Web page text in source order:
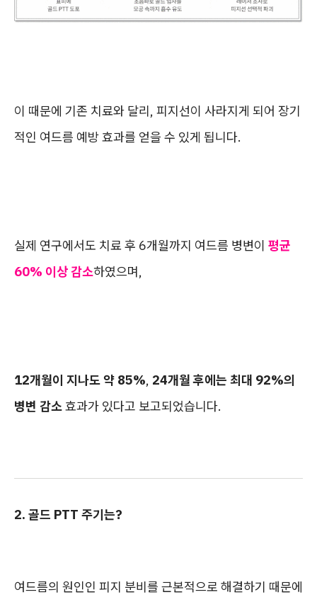
이 때문에 기존 치료와 달리, 피지선이 사라지게 되어 장기
적인 여드름 예방 효과를 얻을 수 있게 됩니다.
실제 연구에서도 치료 후 6개월까지 여드름 병변이 평균
60% 이상 감소하였으며,
12개월이 지나도 약 85%, 24개월 후에는 최대 92%의
병변 감소효과가 있다고 보고되었습니다.
2. 골드 PTT 주기는?
여드름의 원인인 피지 분비를 근본적으로 해결하기 때문에